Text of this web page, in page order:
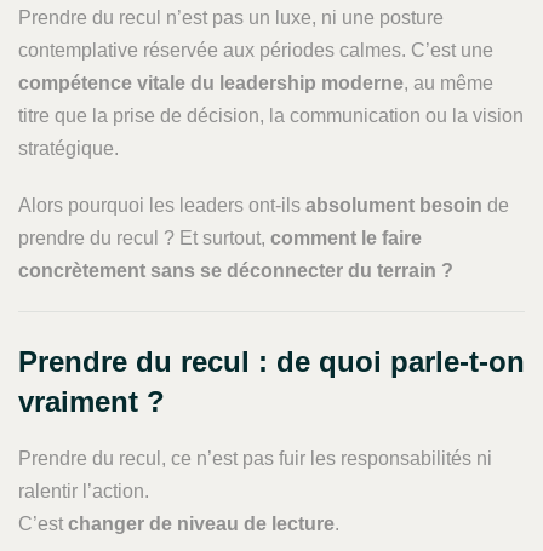
Prendre du recul n’est pas un luxe, ni une posture
contemplative réservée aux périodes calmes. C’est une
compétence vitale du leadership moderne, au même
titre que la prise de décision, la communication ou la vision
stratégique.
Alors pourquoi les leaders ont-ils absolument besoin de
prendre du recul ? Et surtout, comment le faire
concrètement sans se déconnecter du terrain ?
Prendre du recul : de quoi parle-t-on
vraiment ?
Prendre du recul, ce n’est pas fuir les responsabilités ni
ralentir l’action.
C’est changer de niveau de lecture.